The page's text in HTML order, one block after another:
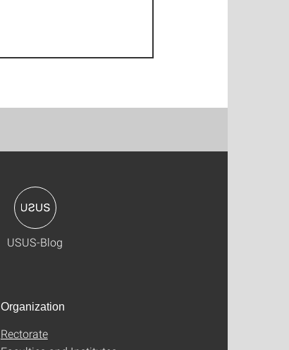
USUS-Blog
Organization
Rectorate